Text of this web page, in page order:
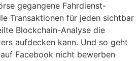
gegangene Fahrdienst-
Transaktionen für jeden sichtbar
Blockchain-Analyse die
aufdecken kann. Und so geht
Facebook nicht bewerben